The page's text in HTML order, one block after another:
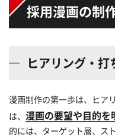
採用漫画の制
ヒアリング・打
漫画制作の第一歩は、ヒア
は、 漫画の要望や目的
的には、ターゲット層、ス